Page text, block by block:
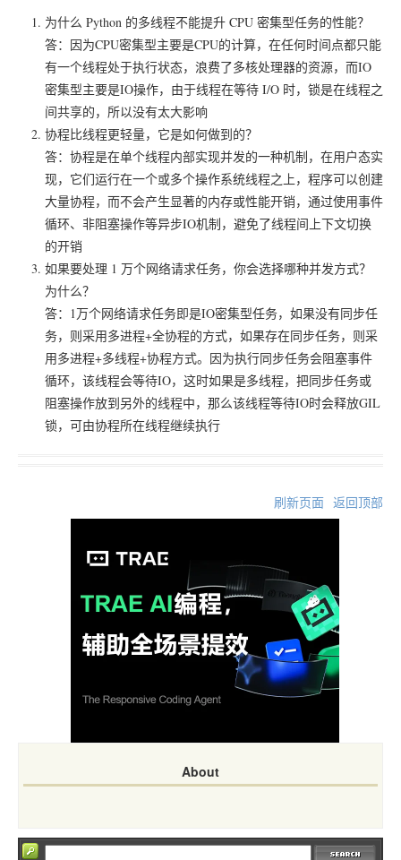
为什么 Python 的多线程不能提升 CPU 密集型任务的性能？
答：因为CPU密集型主要是CPU的计算，在任何时间点都只能
有一个线程处于执行状态，浪费了多核处理器的资源，而IO
密集型主要是IO操作，由于线程在等待 I/O 时，锁是在线程之
间共享的，所以没有太大影响
协程比线程更轻量，它是如何做到的？
答：协程是在单个线程内部实现并发的一种机制，在用户态实
现，它们运行在一个或多个操作系统线程之上，程序可以创建
大量协程，而不会产生显著的内存或性能开销，通过使用事件
循环、非阻塞操作等异步IO机制，避免了线程间上下文切换
的开销
如果要处理 1 万个网络请求任务，你会选择哪种并发方式？
为什么？
答：1万个网络请求任务即是IO密集型任务，如果没有同步任
务，则采用多进程+全协程的方式，如果存在同步任务，则采
用多进程+多线程+协程方式。因为执行同步任务会阻塞事件
循环，该线程会等待IO，这时如果是多线程，把同步任务或
阻塞操作放到另外的线程中，那么该线程等待IO时会释放GIL
锁，可由协程所在线程继续执行
刷新页面 返回顶部
About